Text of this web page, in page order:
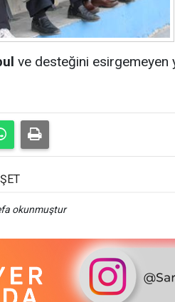
ve desteğini esirgemeyen
okunmuştur